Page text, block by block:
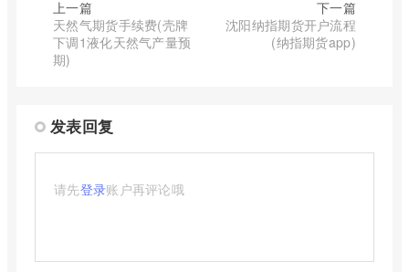
上一篇
天然气期货手续费(壳牌
下调1液化天然气产量预
期)
下一篇
沈阳纳指期货开户流程
(纳指期货app)
发表回复
请先登录账户再评论哦